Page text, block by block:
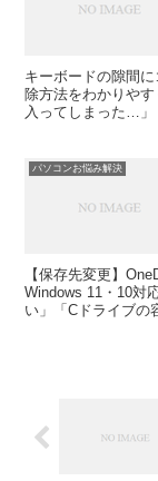
キーボードの隙間
除方法をわかりや
入ってしまった…」
パソコンお悩み解決
【保存先変更】
Windows 11・10対
い」「Cドライブの